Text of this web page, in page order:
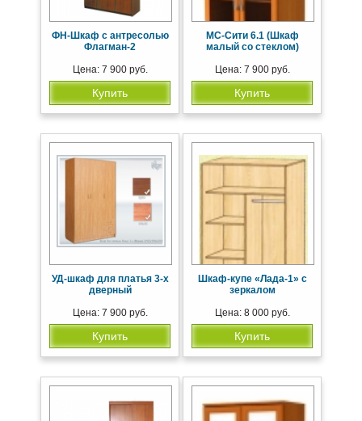
ФН-Шкаф с антресолью
Флагман-2
Цена: 7 900 руб.
Купить
МС-Сити 6.1 (Шкаф
малый со стеклом)
Цена: 7 900 руб.
Купить
УД-шкаф для платья 3-х
дверный
Цена: 7 900 руб.
Купить
Шкаф-купе «Лада-1» с
зеркалом
Цена: 8 000 руб.
Купить